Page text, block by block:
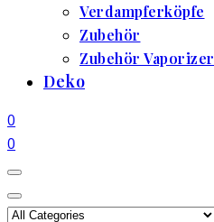
Verdampferköpfe
Zubehör
Zubehör Vaporizer
Deko
0
0